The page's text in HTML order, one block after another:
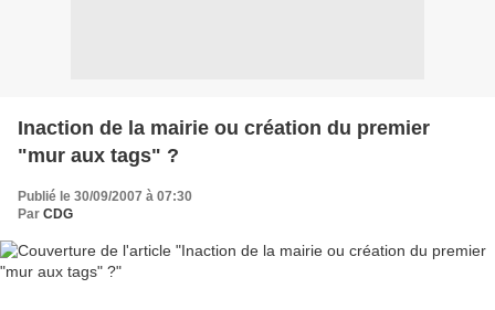
Inaction de la mairie ou création du premier
"mur aux tags" ?
Publié le 30/09/2007 à 07:30
Par CDG